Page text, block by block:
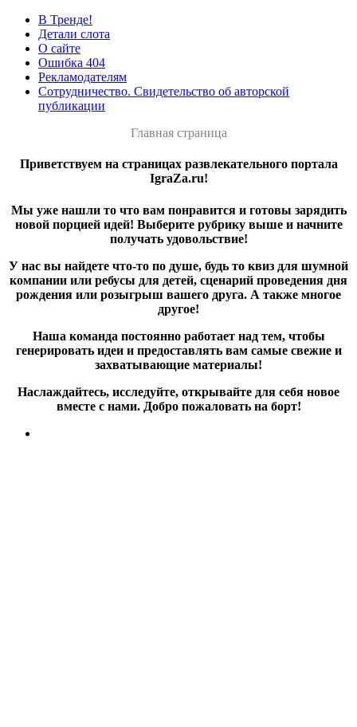
В Тренде!
Детали слота
О сайте
Ошибка 404
Рекламодателям
Сотрудничество. Свидетельство об авторской
публикации
Главная страница
Приветствуем на страницах развлекательного портала
IgraZa.ru!
Мы уже нашли то что вам понравится и готовы зарядить
новой порцией идей! Выберите рубрику выше и начните
получать удовольствие!
У нас вы найдете что-то по душе, будь то квиз для шумной
компании или ребусы для детей, сценарий проведения дня
рождения или розыгрыш вашего друга. А также многое
другое!
Наша команда постоянно работает над тем, чтобы
генерировать идеи и предоставлять вам самые свежие и
захватывающие материалы!
Наслаждайтесь, исследуйте, открывайте для себя новое
вместе с нами. Добро пожаловать на борт!